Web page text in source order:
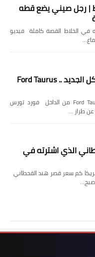
| رجل صيني يضع قطه
الخلاط القصة كاملة فيديو
اسعار تورس 2023 الشكل الجديد .. Ford Taurus
اسعار تورس 2023 الشكل الجديد .. Ford Taurus 2023 من الداخل فورد تورس
الذي اشترته في
كم سعر قصر هند القحطاني